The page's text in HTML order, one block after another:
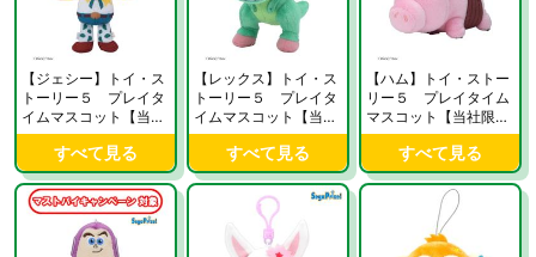
【ジェシー】トイ・ス
トーリー５ プレイタ
イムマスコット【当社
限定】
すべて見る
【レックス】トイ・ス
トーリー５ プレイタ
イムマスコット【当社
限定】
すべて見る
【ハム】トイ・ストー
リー５ プレイタイム
マスコット【当社限
定】
すべて見る